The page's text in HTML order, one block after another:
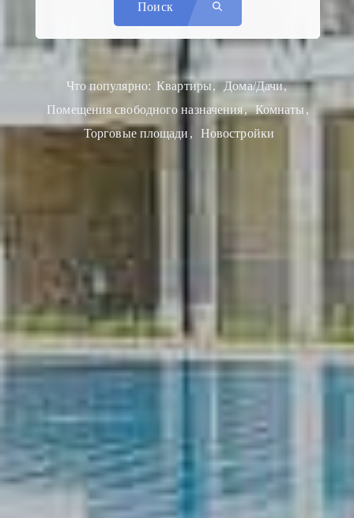
Поиск
Что популярно: Квартиры
Дома/Дачи
Помещения свободного назначения
Комнаты
Торговые площади
Новостройки